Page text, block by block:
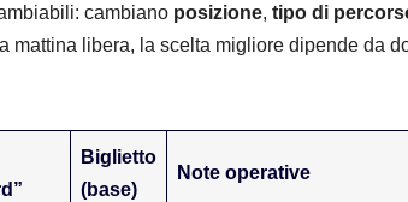
cambiano posizione, tipo di
mattina libera, la scelta migliore dipende da
Biglietto
(base)
Note operative